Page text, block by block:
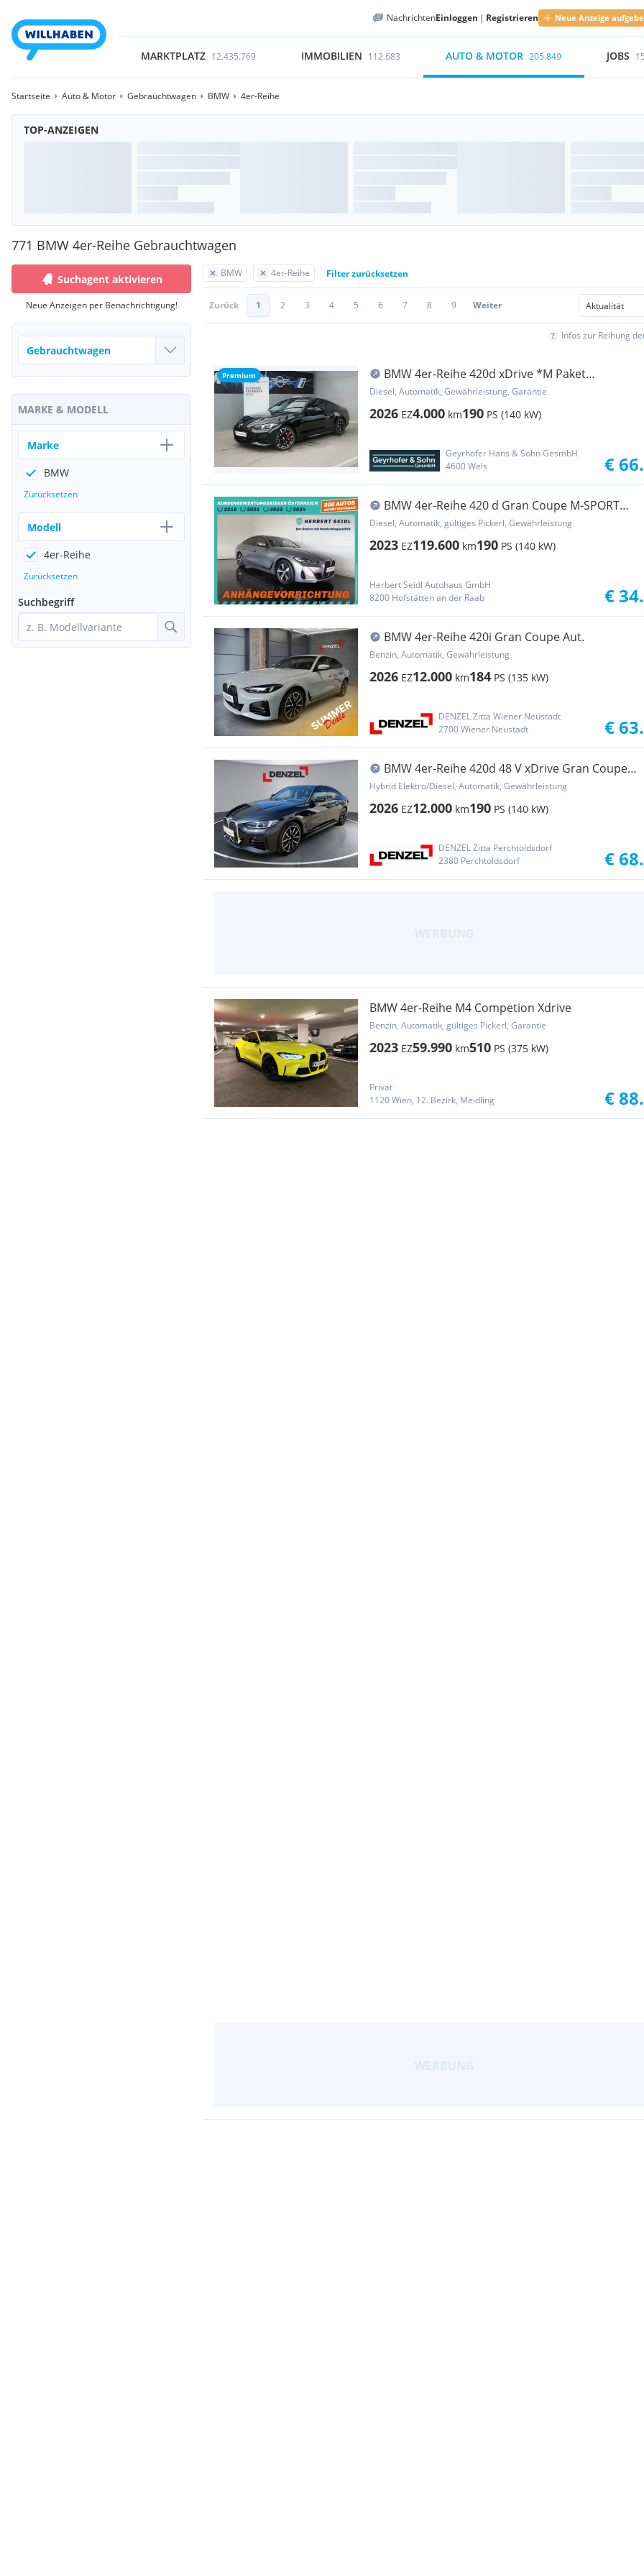
NachrichtenEinloggen | Registrieren Neue Anzeige
MARKTPLATZ 12.435.769 IMMOBILIEN 112.683 AUTO & MOTOR 205.849 JOBS
Startseite Auto & Motor Gebrauchtwagen BMW 4er-Reihe
TOP-ANZEIGEN
771 BMW 4er-Reihe Gebrauchtwagen
BMW 4er-Reihe Filter zurücksetzen
Zurück 1 2 3 4 5 6 7 8 9 Weiter
Infos zur Reihung
Premium
BMW 4er-Reihe 420d xDrive *M Paket
Pro/AHK/360°/Innovationspa...
Diesel, Automatik, Gewährleistung, Garantie
2026 EZ4.000 km190 PS (140 kW)
Geyrhofer Hans & Sohn GesmbH
4600 Wels
€
BMW 4er-Reihe 420 d Gran Coupe M-SPORT
INNEN Aut. *VOLL LED /...
Diesel, Automatik, gültiges Pickerl, Gewährleistung
2023 EZ119.600 km190 PS (140 kW)
Herbert Seidl Autohaus GmbH
8200 Hofstätten an der Raab
€
BMW 4er-Reihe 420i Gran Coupe Aut.
Benzin, Automatik, Gewährleistung
2026 EZ12.000 km184 PS (135 kW)
DENZEL Zitta Wiener Neustadt
2700 Wiener Neustadt
€
BMW 4er-Reihe 420d 48 V xDrive Gran Coupe
Aut.
Hybrid Elektro/Diesel, Automatik, Gewährleistung
2026 EZ12.000 km190 PS (140 kW)
DENZEL Zitta Perchtoldsdorf
2380 Perchtoldsdorf
€
BMW 4er-Reihe M4 Competion Xdrive
Benzin, Automatik, gültiges Pickerl, Garantie
2023 EZ59.990 km510 PS (375 kW)
Privat
1120 Wien, 12. Bezirk, Meidling
€
Suchagent aktivieren
Neue Anzeigen per Benachrichtigung!
MARKE & MODELL
Marke
BMW
Zurücksetzen
Modell
4er-Reihe
Zurücksetzen
Suchbegriff